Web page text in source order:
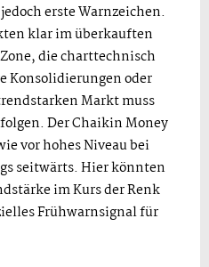
erste Warnzeichen.
klar im überkauften
die charttechnisch
Konsolidierungen oder
Markt muss
Der Chaikin Money
vor hohes Niveau bei
seitwärts. Hier könnten
im Kurs der Renk
Frühwarnsignal für